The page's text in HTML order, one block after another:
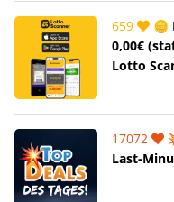
659
🪙
0,00€
Lotto
17072
Last-